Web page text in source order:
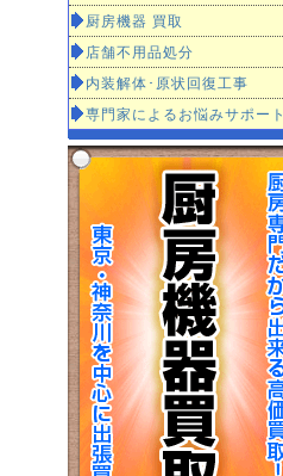
厨房機器 買取
店舗不用品処分
内装解体･原状回復工事
専門家によるお悩みサポート